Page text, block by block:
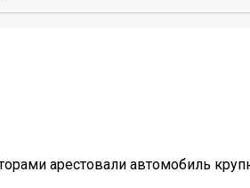
арестовали автомобиль